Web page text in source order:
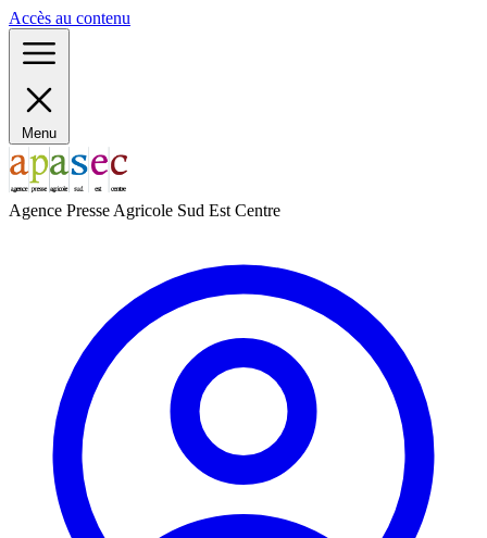
Accès au contenu
Menu
Agence Presse Agricole Sud Est Centre
Panneau de gestion des cookies